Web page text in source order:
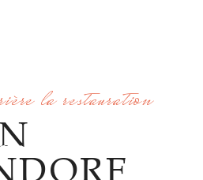
la restauration